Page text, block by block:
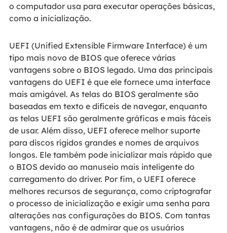
o computador usa para executar operações básicas,
como a inicialização.
UEFI (Unified Extensible Firmware Interface) é um
tipo mais novo de BIOS que oferece várias
vantagens sobre o BIOS legado. Uma das principais
vantagens do UEFI é que ele fornece uma interface
mais amigável. As telas do BIOS geralmente são
baseadas em texto e difíceis de navegar, enquanto
as telas UEFI são geralmente gráficas e mais fáceis
de usar. Além disso, UEFI oferece melhor suporte
para discos rígidos grandes e nomes de arquivos
longos. Ele também pode inicializar mais rápido que
o BIOS devido ao manuseio mais inteligente do
carregamento do driver. Por fim, o UEFI oferece
melhores recursos de segurança, como criptografar
o processo de inicialização e exigir uma senha para
alterações nas configurações do BIOS. Com tantas
vantagens, não é de admirar que os usuários